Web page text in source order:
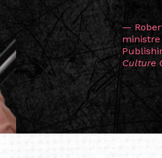
L’une
la
les
solidité
vers de
—